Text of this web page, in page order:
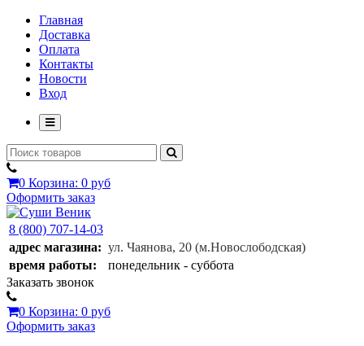
Главная
Доставка
Оплата
Контакты
Новости
Вход
0 Корзина: 0 руб
Оформить заказ
8 (800) 707-14-03
адрес магазина: ул. Чаянова, 20 (м.Новослободская)
время работы:
понедельник - суббота
Заказать звонок
0 Корзина: 0 руб
Оформить заказ